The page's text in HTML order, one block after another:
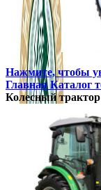
Нажмите, чтобы
ГлавнаяКаталог
Колесный трактор